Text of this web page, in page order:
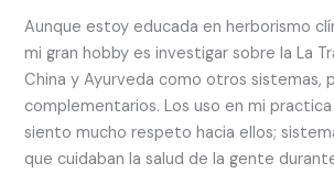
Aunque estoy educada en herborismo
mi gran hobby es investigar sobre la La
China y Ayurveda como otros sistemas,
complementarios. Los uso en mi
siento mucho respeto hacia ellos;
que cuidaban la salud de la gente
medicina
china